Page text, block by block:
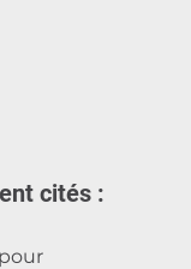
cités :